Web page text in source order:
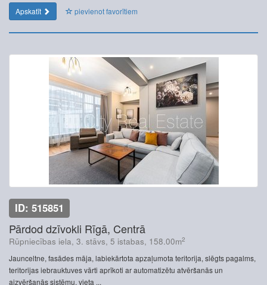
Apskatīt
pievienot favorītiem
ID: 515851
Pārdod dzīvokli Rīgā, Centrā
Rūpniecības iela, 3. stāvs, 5 istabas, 158.00m2
Jaunceltne, fasādes māja, labiekārtota apzaļumota teritorija, slēgts pagalms,
teritorijas iebrauktuves vārti aprīkoti ar automatizētu atvēršanās un
aizvēršanās sistēmu, vieta ...